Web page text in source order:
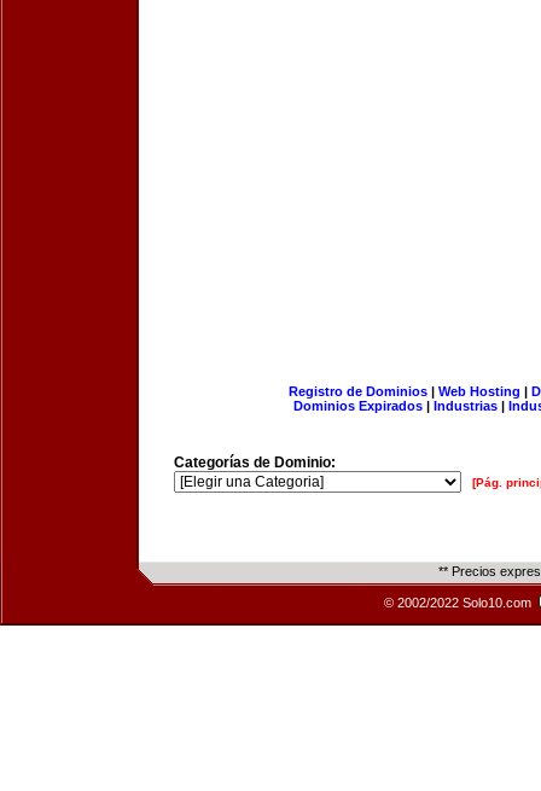
Registro de Dominios| Web Hosting |
Dominios Expirados | Industrias |
Categorías de Dominio:
[Pág.
** Precios
© 2002/2022 Solo10.com